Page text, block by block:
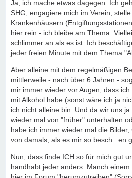
Ja, ich mache etwas dagegen: Ich
SHG, engagiere mich im Verein,
Krankenhäusern
hier rein - ich bleibe am Thema.
schlimmer an als es ist: Ich
jeder freien Minute mit dem Thema
Aber alleine mit dem regelmäßigen
mittlerweile - nach über 6 Jahren -
mir immer wieder vor Augen, dass
mit Alkohol habe (sonst wäre ich ja
ich nicht alleine bin. Und da wir uns
wieder mal von "früher" unterhalten
habe ich immer wieder mal die
von damals, als es mir so besch...en
Nun, dass finde ICH so für mich gut
handhabt jeder anders. Manch